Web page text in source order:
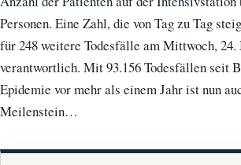
Personen. Eine Zahl, die von Tag zu Tag
für 248 weitere Todesfälle am Mittwoch, 24.
verantwortlich. Mit 93.156 Todesfällen seit
Epidemie vor mehr als einem Jahr ist nun
Meilenstein…